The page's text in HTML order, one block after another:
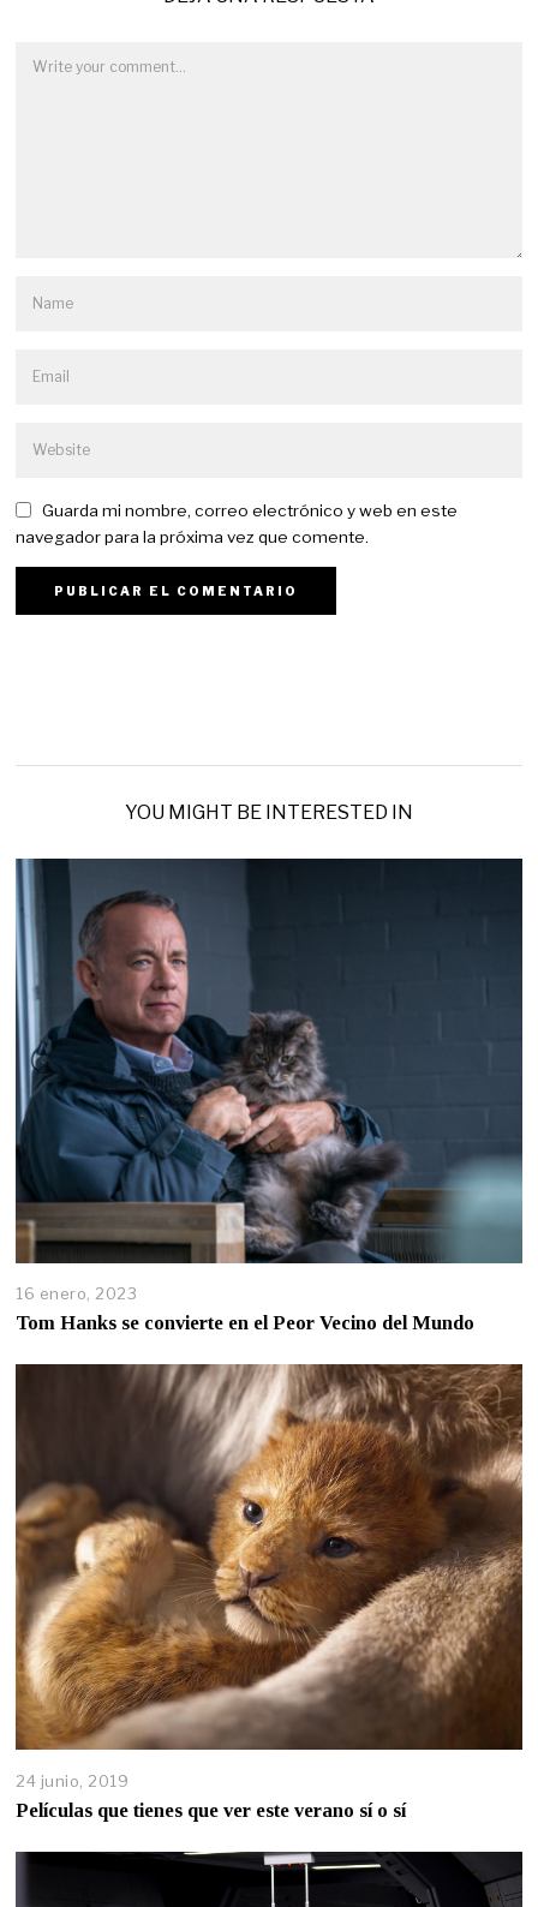
Guarda mi nombre, correo electrónico y web en este
navegador para la próxima vez que comente.
YOU MIGHT BE INTERESTED IN
16 enero, 2023
Tom Hanks se convierte en el Peor Vecino del Mundo
24 junio, 2019
Películas que tienes que ver este verano sí o sí